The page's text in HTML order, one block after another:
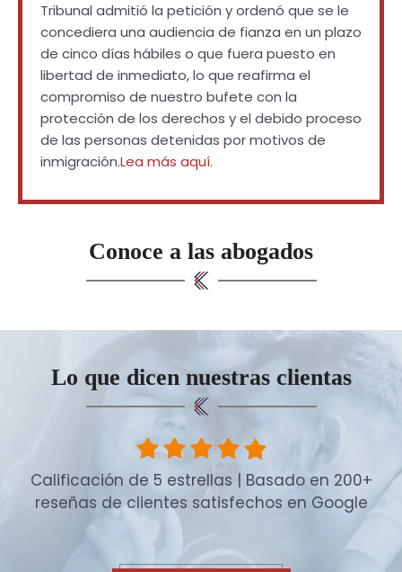
Tribunal admitió la petición y ordenó que se le
concediera una audiencia de fianza en un plazo
de cinco días hábiles o que fuera puesto en
libertad de inmediato, lo que reafirma el
compromiso de nuestro bufete con la
protección de los derechos y el debido proceso
de las personas detenidas por motivos de
inmigración.Lea más aquí.
Conoce a las abogados
Lo que dicen nuestras clientas
Calificación de 5 estrellas | Basado en 200+
reseñas de clientes satisfechos en Google